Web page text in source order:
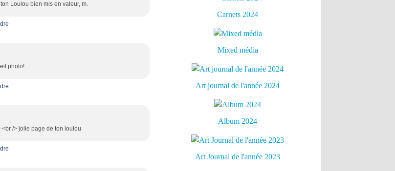
Loulou bien mis en valeur, m.
photo!....
/> jolie page de ton loulou
Carnets 2024
Mixed média
Art journal de l'année 2024
Album 2024
Art Journal de l'année 2023